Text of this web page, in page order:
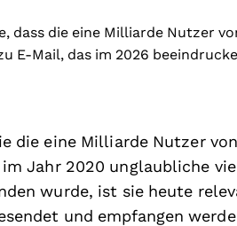
dass die eine Milliarde Nutzer
E-Mail, das im 2026
die eine Milliarde Nutzer
im Jahr 2020 unglaubliche
wurde, ist sie heute
und empfangen